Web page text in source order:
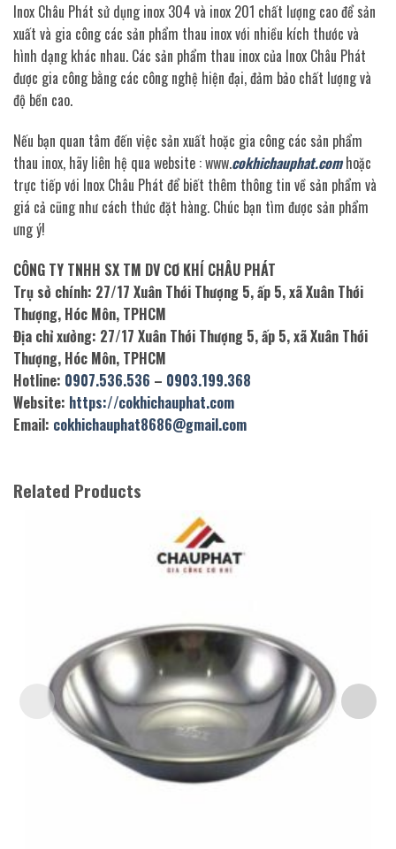
Inox Châu Phát sử dụng inox 304 và inox 201 chất lượng cao để sản
xuất và gia công các sản phẩm thau inox với nhiều kích thước và
hình dạng khác nhau. Các sản phẩm thau inox của Inox Châu Phát
được gia công bằng các công nghệ hiện đại, đảm bảo chất lượng và
độ bền cao.
Nếu bạn quan tâm đến việc sản xuất hoặc gia công các sản phẩm
thau inox, hãy liên hệ qua website : www.cokhichauphat.comhoặc
trực tiếp với Inox Châu Phát để biết thêm thông tin về sản phẩm và
giá cả cũng như cách thức đặt hàng. Chúc bạn tìm được sản phẩm
ưng ý!
CÔNG TY TNHH SX TM DV CƠ KHÍ CHÂU PHÁT
Trụ sở chính: 27/17 Xuân Thới Thượng 5, ấp 5, xã Xuân Thới
Thượng, Hóc Môn, TPHCM
Địa chỉ xưởng: 27/17 Xuân Thới Thượng 5, ấp 5, xã Xuân Thới
Thượng, Hóc Môn, TPHCM
Hotline: 0907.536.536 – 0903.199.368
Website: https://cokhichauphat.com
Email: cokhichauphat8686@gmail.com
Related Products